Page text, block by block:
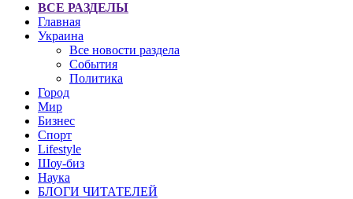
ВСЕ РАЗДЕЛЫ
Главная
Украина
Все новости раздела
События
Политика
Город
Мир
Бизнес
Спорт
Lifestyle
Шоу-биз
Наука
БЛОГИ ЧИТАТЕЛЕЙ